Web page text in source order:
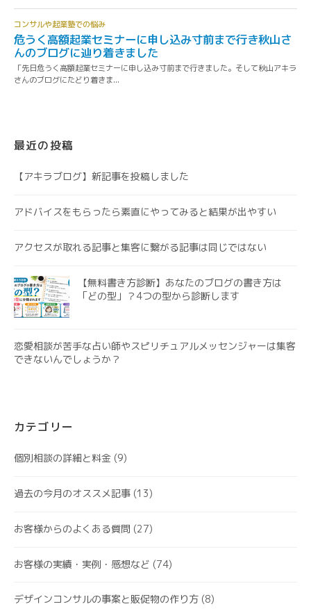
最近の投稿
【アキラブログ】新記事を投稿しました
アドバイスをもらったら素直にやってみると結果が出やすい
アクセスが取れる記事と集客に繋がる記事は同じではない
【無料書き方診断】あなたのブログの書き方は
「どの型」？4つの型から診断します
恋愛相談が苦手な占い師やスピリチュアルメッセンジャーは集客
できないんでしょうか？
カテゴリー
個別相談の詳細と料金 (9)
過去の今月のオススメ記事 (13)
お客様からのよくある質問 (27)
お客様の実績・実例・感想など (74)
デザインコンサルの事案と販促物の作り方 (8)